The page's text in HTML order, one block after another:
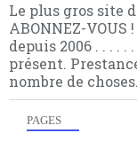
Le plus gros site
ABONNEZ-VOUS
depuis 2006 . . . . .
présent.
nombre de choses.
PAGES